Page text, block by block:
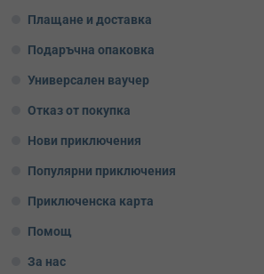
Плащане и доставка
Подаръчна опаковка
Универсален ваучер
Отказ от покупка
Нови приключения
Популярни приключения
Приключенска карта
Помощ
За нас